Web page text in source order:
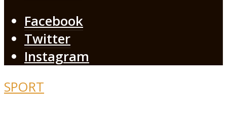
Facebook
Twitter
Instagram
SPORT